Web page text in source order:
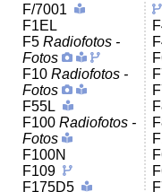
F/7001
F1EL
F5 Radiofotos -
Fotos
F10 Radiofotos -
Fotos
F55L
F100 Radiofotos -
Fotos
F100N
F109
F175D5